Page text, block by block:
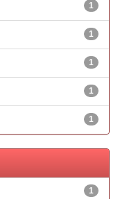
1
1
1
1
1
1